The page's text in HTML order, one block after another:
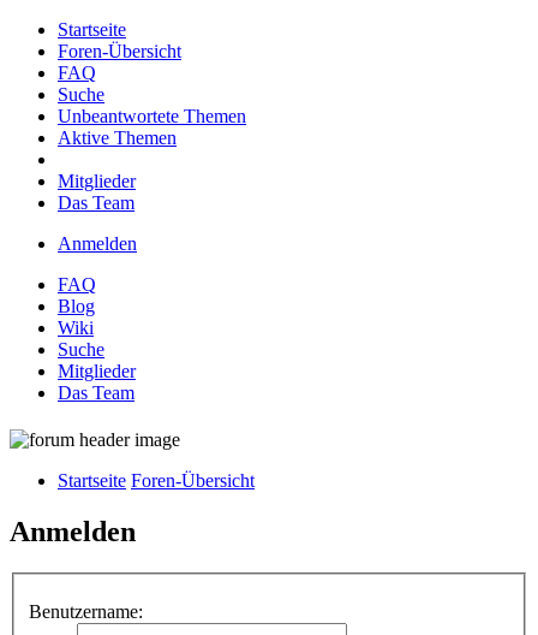
Startseite
Foren-Übersicht
FAQ
Suche
Unbeantwortete Themen
Aktive Themen
Mitglieder
Das Team
Anmelden
FAQ
Blog
Wiki
Suche
Mitglieder
Das Team
Startseite Foren-Übersicht
Anmelden
Benutzername: